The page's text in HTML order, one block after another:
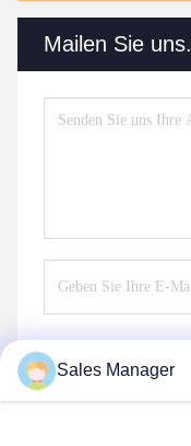
Mailen Sie uns.
Sales Manager